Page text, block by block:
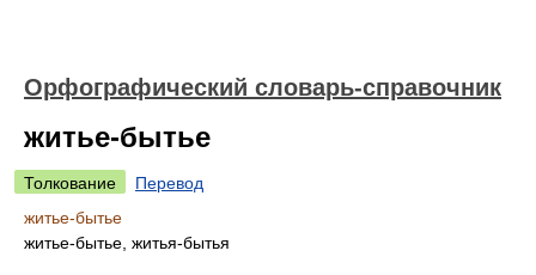
Орфографический словарь-справочник
житье-бытье
Толкование
Перевод
житье-бытье
житье-бытье, житья-бытья